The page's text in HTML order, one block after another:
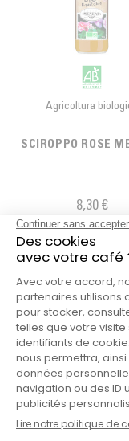
Agricoltura
SCIROPPO ROSE
8,30 €
I